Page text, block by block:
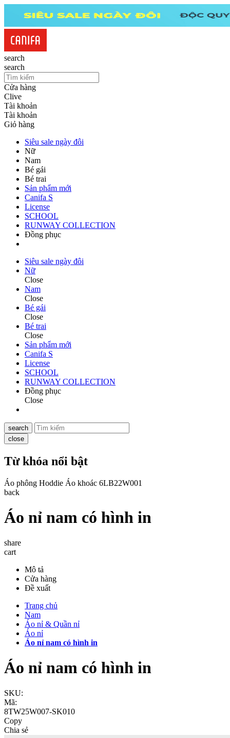
search
search
Cửa hàng
Clive
Tài khoản
Tài khoản
Giỏ hàng
Siêu sale ngày đôi
Nữ
Nam
Bé gái
Bé trai
Sản phẩm mới
Canifa S
License
SCHOOL
RUNWAY COLLECTION
Đồng phục
Siêu sale ngày đôi
Nữ
Close
Nam
Close
Bé gái
Close
Bé trai
Close
Sản phẩm mới
Canifa S
License
SCHOOL
RUNWAY COLLECTION
Đồng phục
Close
search
close
Từ khóa nổi bật
Áo phông Hoddie Áo khoác 6LB22W001
back
Áo nỉ nam có hình in
share
cart
Mô tả
Cửa hàng
Đề xuất
Trang chủ
Nam
Áo nỉ & Quần nỉ
Áo nỉ
Áo nỉ nam có hình in
Áo nỉ nam có hình in
SKU:
Mã:
8TW25W007-SK010
Copy
Chia sẻ